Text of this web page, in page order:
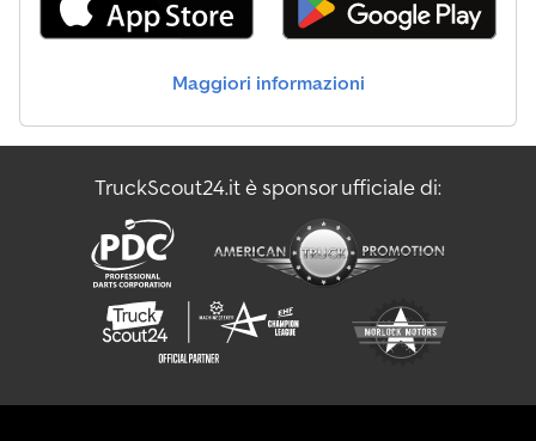
Maggiori informazioni
TruckScout24.it è sponsor ufficiale di: